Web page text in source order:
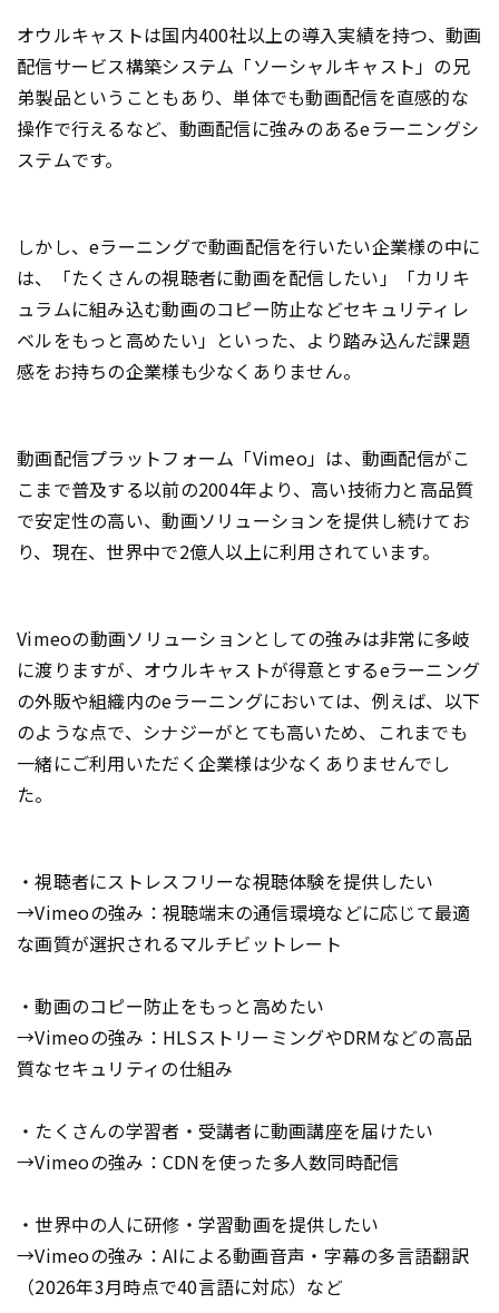
オウルキャストは国内400社以上の導入実績を持つ、動画
配信サービス構築システム「ソーシャルキャスト」の兄
弟製品ということもあり、単体でも動画配信を直感的な
操作で行えるなど、動画配信に強みのあるeラーニングシ
ステムです。
しかし、eラーニングで動画配信を行いたい企業様の中に
は、「たくさんの視聴者に動画を配信したい」「カリキ
ュラムに組み込む動画のコピー防止などセキュリティレ
ベルをもっと高めたい」といった、より踏み込んだ課題
感をお持ちの企業様も少なくありません。
動画配信プラットフォーム「Vimeo」は、動画配信がこ
こまで普及する以前の2004年より、高い技術力と高品質
で安定性の高い、動画ソリューションを提供し続けてお
り、現在、世界中で2億人以上に利用されています。
Vimeoの動画ソリューションとしての強みは非常に多岐
に渡りますが、オウルキャストが得意とするeラーニング
の外販や組織内のeラーニングにおいては、例えば、以下
のような点で、シナジーがとても高いため、これまでも
一緒にご利用いただく企業様は少なくありませんでし
た。
・視聴者にストレスフリーな視聴体験を提供したい
→Vimeoの強み：視聴端末の通信環境などに応じて最適
な画質が選択されるマルチビットレート
・動画のコピー防止をもっと高めたい
→Vimeoの強み：HLSストリーミングやDRMなどの高品
質なセキュリティの仕組み
・たくさんの学習者・受講者に動画講座を届けたい
→Vimeoの強み：CDNを使った多人数同時配信
・世界中の人に研修・学習動画を提供したい
→Vimeoの強み：AIによる動画音声・字幕の多言語翻訳
（2026年3月時点で40言語に対応）など